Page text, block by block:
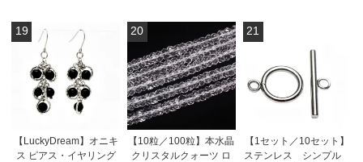
19
【LuckyDream】オニキ
ス ピアス・イヤリング
20
【10粒／100粒】本水晶
クリスタルクォーツ ロ
21
【1セット／10セット】
ステンレス シンプル